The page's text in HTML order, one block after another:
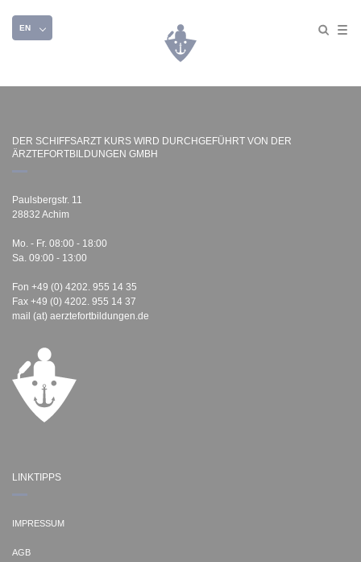
EN
DER SCHIFFSARZT KURS WIRD DURCHGEFÜHRT VON DER
ÄRZTEFORTBILDUNGEN GMBH
Paulsbergstr. 11
28832 Achim
Mo. - Fr. 08:00 - 18:00
Sa. 09:00 - 13:00
Fon +49 (0) 4202. 955 14 35
Fax +49 (0) 4202. 955 14 37
mail (at) aerztefortbildungen.de
LINKTIPPS
IMPRESSUM
AGB